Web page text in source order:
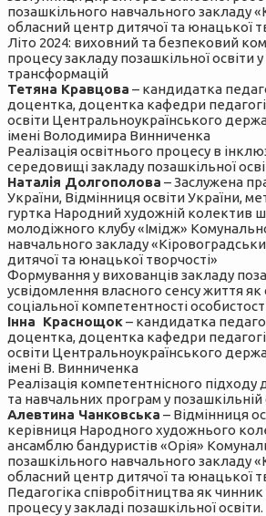
позашкільного навчального закладу
обласний центр дитячої та юнацької
Літо 2024: виховний та безпековий
процесу закладу позашкільної освіти
трансформацій
Тетяна Кравцова – кандидатка
доцентка, доцентка кафедри
освіти Центральноукраїнського
імені Володимира Винниченка
Реалізація освітнього процесу в
середовищі закладу позашкільної
Наталія Долгополова – Заслужена
України, Відмінниця освіти України,
гуртка Народний художній колектив
молодіжного клубу «Імідж»
навчального закладу
дитячої та юнацької творчості»
Формування у вихованців закладу
усвідомлення власного сенсу життя як
соціальної компетентності
Інна Краснощок– кандидатка
доцентка, доцентка кафедри
освіти Центральноукраїнського
імені В. Винниченка
Реалізація компетентнісного підходу
та навчальних програм у позашкільній
Алевтина Чанковська – Відмінниця
керівниця Народного художнього
ансамблю бандуристів «Орія»
позашкільного навчального закладу
обласний центр дитячої та юнацької
Педагогіка співробітництва як чинник
процесу у закладі позашкільної освіти.